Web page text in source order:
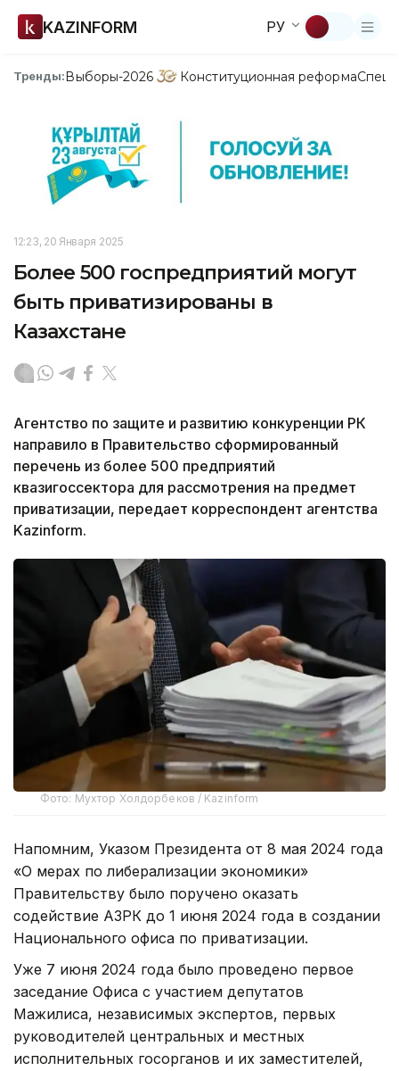
KAZINFORM РУ
Тренды:Выборы-2026 Конституционная реформа
12:23, 20 Января 2025
Более 500 госпредприятий могут
быть приватизированы в
Казахстане
Агентство по защите и развитию конкуренции РК
направило в Правительство сформированный
перечень из более 500 предприятий
квазигоссектора для рассмотрения на предмет
приватизации, передает корреспондент агентства
Kazinform.
Фото: Мухтор Холдорбеков / Kazinform
Напомним, Указом Президента от 8 мая 2024 года
«О мерах по либерализации экономики»
Правительству было поручено оказать
содействие АЗРК до 1 июня 2024 года в создании
Национального офиса по приватизации.
Уже 7 июня 2024 года было проведено первое
заседание Офиса с участием депутатов
Мажилиса, независимых экспертов, первых
руководителей центральных и местных
исполнительных госорганов и их заместителей,